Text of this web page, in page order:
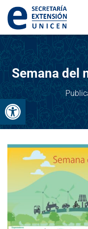
Abrir barra
Semana del